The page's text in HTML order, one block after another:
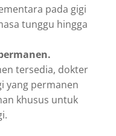
pada gigi
tunggu hingga
tersedia, dokter
yang permanen
khusus untuk